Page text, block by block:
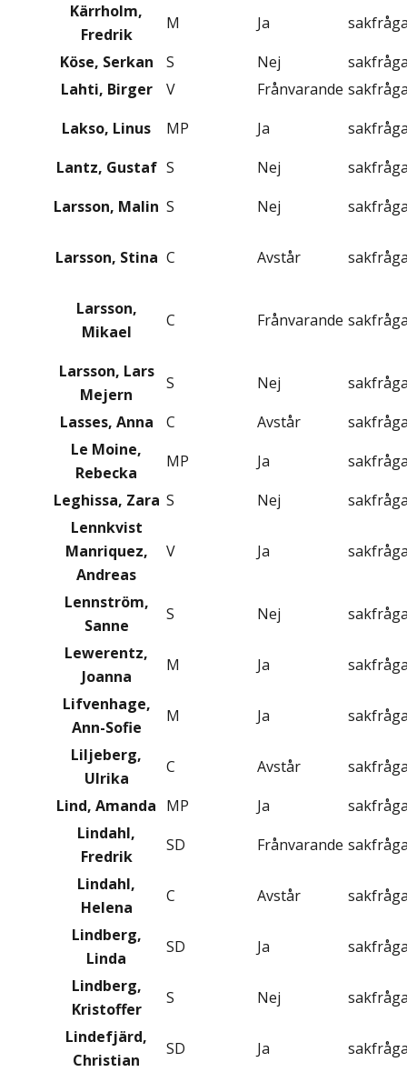
Kärrholm,
Fredrik
M Ja
Köse, Serkan
S Nej
Lahti, Birger
V Frånvarande
Lakso, Linus
MP Ja
Lantz, Gustaf S Nej
Larsson, Malin S Nej
Larsson, Stina C Avstår
Larsson,
Mikael
C Frånvarande
Larsson, Lars
Mejern
S Nej
Lasses, Anna
C Avstår
Le Moine,
Rebecka
MP Ja
Leghissa, Zara S Nej
Lennkvist
Manriquez,
Andreas
V Ja
Lennström,
Sanne
S Nej
Lewerentz,
Joanna
M Ja
Lifvenhage,
Ann-Sofie
M Ja
Liljeberg,
Ulrika
C Avstår
Lind, Amanda MP Ja
Lindahl,
Fredrik
SD Frånvarande
Lindahl,
Helena
C Avstår
Lindberg,
Linda
SD Ja
Lindberg,
Kristoffer
S Nej
Lindefjärd,
Christian
SD Ja